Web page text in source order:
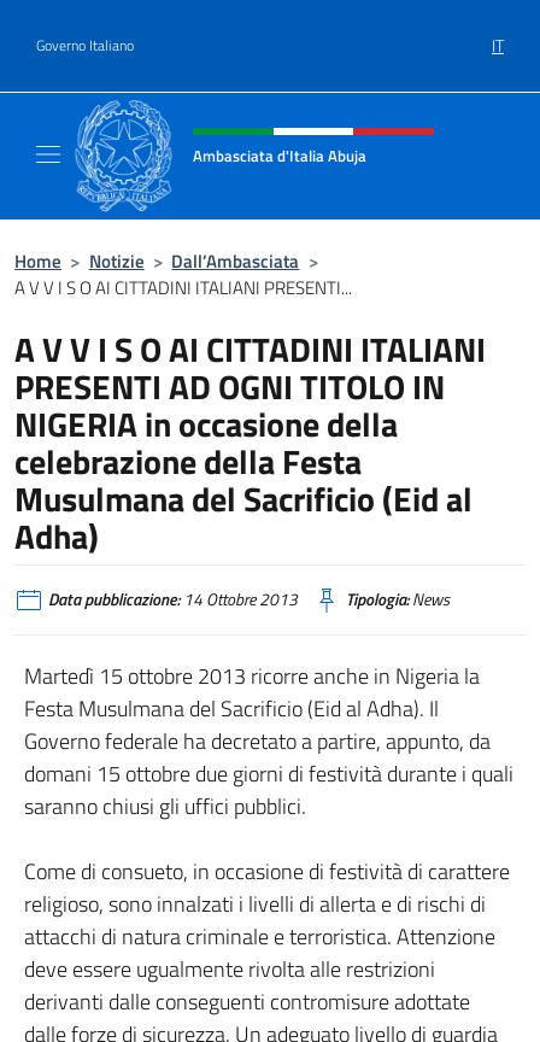
Governo Italiano IT
Intestazione sito, social e menù
Ambasciata d'Italia Abuja
Home > Notizie > Dall’Ambasciata >
A V V I S O AI CITTADINI ITALIANI PRESENTI...
A V V I S O AI CITTADINI ITALIANI
PRESENTI AD OGNI TITOLO IN
NIGERIA in occasione della
celebrazione della Festa
Musulmana del Sacrificio (Eid al
Adha)
Data pubblicazione:14 Ottobre 2013 Tipologia:News
Martedì 15 ottobre 2013 ricorre anche in Nigeria la
Festa Musulmana del Sacrificio (Eid al Adha). Il
Governo federale ha decretato a partire, appunto, da
domani 15 ottobre due giorni di festività durante i quali
saranno chiusi gli uffici pubblici.
Come di consueto, in occasione di festività di carattere
religioso, sono innalzati i livelli di allerta e di rischi di
attacchi di natura criminale e terroristica. Attenzione
deve essere ugualmente rivolta alle restrizioni
derivanti dalle conseguenti contromisure adottate
dalle forze di sicurezza. Un adeguato livello di guardia